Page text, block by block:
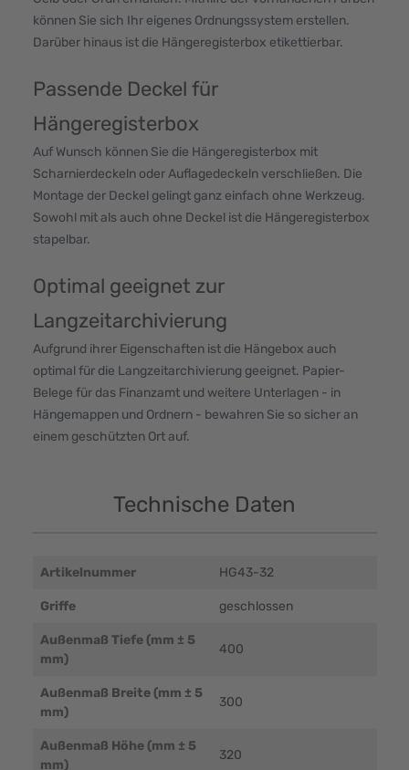
können Sie sich Ihr eigenes Ordnungssystem erstellen.
Darüber hinaus ist die Hängeregisterbox etikettierbar.
Passende Deckel für
Hängeregisterbox
Auf Wunsch können Sie die Hängeregisterbox mit
Scharnierdeckeln oder Auflagedeckeln verschließen. Die
Montage der Deckel gelingt ganz einfach ohne Werkzeug.
Sowohl mit als auch ohne Deckel ist die Hängeregisterbox
stapelbar.
Optimal geeignet zur
Langzeitarchivierung
Aufgrund ihrer Eigenschaften ist die Hängebox auch
optimal für die Langzeitarchivierung geeignet. Papier-
Belege für das Finanzamt und weitere Unterlagen - in
Hängemappen und Ordnern - bewahren Sie so sicher an
einem geschützten Ort auf.
Technische Daten
Artikelnummer HG43-32
Griffe geschlossen
Außenmaß Tiefe (mm ± 5
mm)
400
Außenmaß Breite (mm ± 5
mm)
300
Außenmaß Höhe (mm ± 5
mm)
320